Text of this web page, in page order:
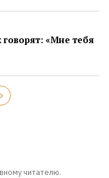
«Мне тебя
читателю.